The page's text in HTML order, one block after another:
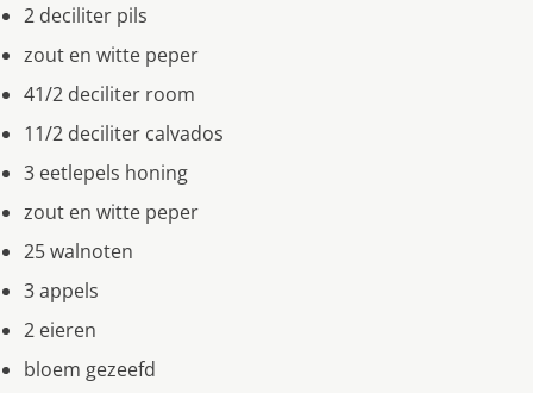
2 deciliter pils
zout en witte peper
41/2 deciliter room
11/2 deciliter calvados
3 eetlepels honing
zout en witte peper
25 walnoten
3 appels
2 eieren
bloem gezeefd